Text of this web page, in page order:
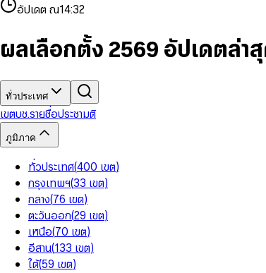
9 9
5
7
8
9 93
5
6
8
9
84
6
7
9
3
5
6
8
9
7
9
อัปเดต ณ14:32
ผลเลือกตั้ง 2569 อัปเดตล่า
ทั่วประเทศ
เขตบช.รายชื่อประชามติ
ภูมิภาค
ทั่วประเทศ(400 เขต)
กรุงเทพฯ(33 เขต)
กลาง(76 เขต)
ตะวันออก(29 เขต)
เหนือ(70 เขต)
อีสาน(133 เขต)
ใต้(59 เขต)